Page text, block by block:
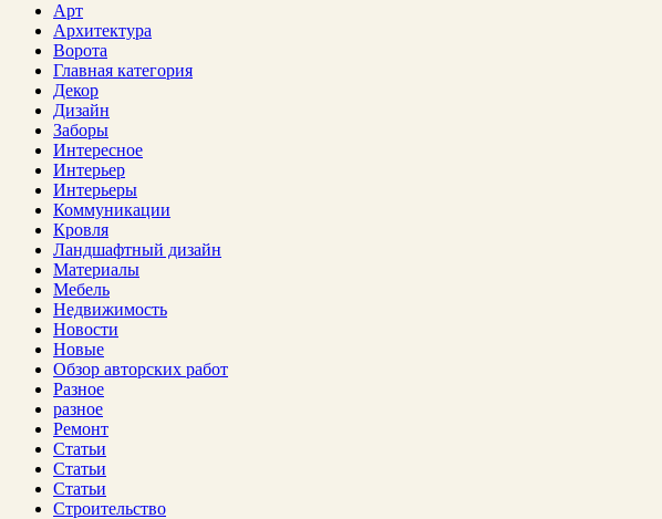
Арт
Архитектура
Ворота
Главная категория
Декор
Дизайн
Заборы
Интересное
Интерьер
Интерьеры
Коммуникации
Кровля
Ландшафтный дизайн
Материалы
Мебель
Недвижимость
Новости
Новые
Обзор авторских работ
Разное
разное
Ремонт
Статьи
Статьи
Статьи
Строительство